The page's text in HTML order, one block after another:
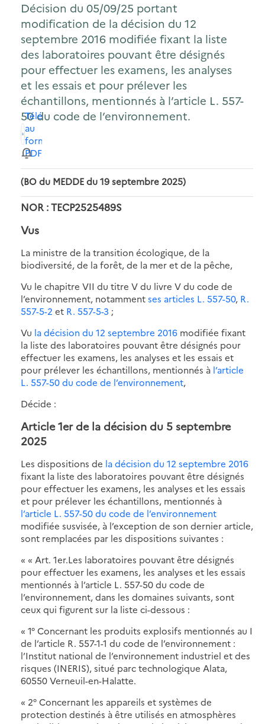
Décision du 05/09/25 portant
modification de la décision du 12
septembre 2016 modifiée fixant la liste
des laboratoires pouvant être désignés
pour effectuer les examens, les analyses
et les essais et pour prélever les
échantillons, mentionnés à l’article L. 557-
50 du code de l’environnement.
Télécharger
au
format
PDF
(BO du MEDDE du 19 septembre 2025)
NOR : TECP2525489S
Vus
La ministre de la transition écologique, de la
biodiversité, de la forêt, de la mer et de la pêche,
Vu le chapitre VII du titre V du livre V du code de
l’environnement, notammentses articles L. 557-50, R.
557-5-2 et R. 557-5-3 ;
Vu la décision du 12 septembre 2016 modifiée fixant
la liste des laboratoires pouvant être désignés pour
effectuer les examens, les analyses et les essais et
pour prélever les échantillons, mentionnés à l’article
L. 557-50 du code de l’environnement,
Décide :
Article 1er de la décision du 5 septembre
2025
Les dispositions de la décision du 12 septembre 2016
fixant la liste des laboratoires pouvant être désignés
pour effectuer les examens, les analyses et les essais
et pour prélever les échantillons, mentionnés à
l’article L. 557-50 du code de l’environnement
modifiée susvisée, à l’exception de son dernier article,
sont remplacées par les dispositions suivantes :
« « Art. 1er.Les laboratoires pouvant être désignés
pour effectuer les examens, les analyses et les essais
mentionnés à l’article L. 557-50 du code de
l’environnement, dans les domaines suivants, sont
ceux qui figurent sur la liste ci-dessous :
« 1° Concernant les produits explosifs mentionnés au I
de l’article R. 557-1-1 du code de l’environnement :
l’Institut national de l’environnement industriel et des
risques (INERIS), situé parc technologique Alata,
60550 Verneuil-en-Halatte.
« 2° Concernant les appareils et systèmes de
protection destinés à être utilisés en atmosphères